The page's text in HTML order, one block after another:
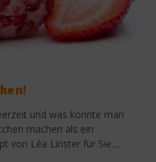
und was könnte man
machen als ein
von Léa Linster für Sie....